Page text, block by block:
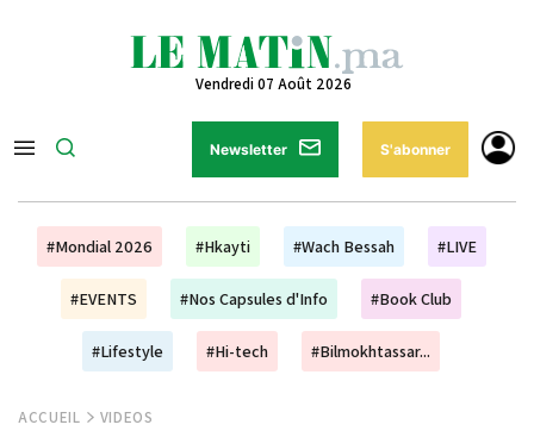
Vendredi 07 Août 2026
Newsletter S'abonner
#Mondial 2026 #Hkayti #Wach Bessah #LIVE
#EVENTS #Nos Capsules d'Info #Book Club
#Lifestyle #Hi-tech #Bilmokhtassar...
ACCUEIL VIDEOS